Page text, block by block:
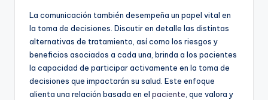
La comunicación también desempeña un papel vital en
la toma de decisiones. Discutir en detalle las distintas
alternativas de tratamiento, así como los riesgos y
beneficios asociados a cada una, brinda a los pacientes
la capacidad de participar activamente en la toma de
decisiones que impactarán su salud. Este enfoque
alienta una relación basada en el paciente , que valora y